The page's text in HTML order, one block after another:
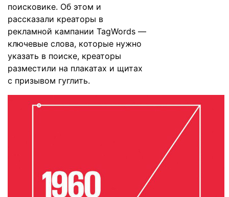
поисковике. Об этом и
рассказали креаторы в
рекламной кампании TagWords —
ключевые слова, которые нужно
указать в поиске, креаторы
разместили на плакатах и щитах
с призывом гуглить.